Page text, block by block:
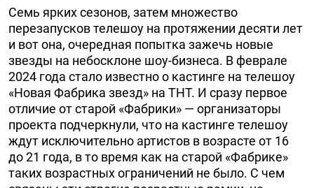
Семь ярких сезонов, затем множество
перезапусков телешоу на протяжении десяти лет
и вот она, очередная попытка зажечь новые
звезды на небосклоне шоу-бизнеса. В феврале
2024 года стало известно о кастинге на телешоу
«Новая Фабрика звезд» на ТНТ. И сразу первое
отличие от старой «Фабрики» — организаторы
проекта подчеркнули, что на кастинге телешоу
ждут исключительно артистов в возрасте от 16
до 21 года, в то время как на старой «Фабрике»
таких возрастных ограничений не было. С чем